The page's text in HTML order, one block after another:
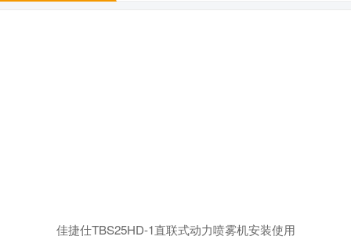
佳捷仕TBS25HD-1直联式动力喷雾机安装使用